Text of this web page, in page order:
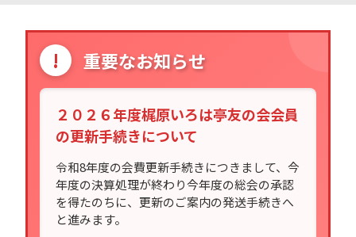
! 重要なお知らせ
２０２６年度梶原いろは亭友の会会員
の更新手続きについて
令和8年度の会費更新手続きにつきまして、今
年度の決算処理が終わり今年度の総会の承認
を得たのちに、更新のご案内の発送手続きへ
と進みます。